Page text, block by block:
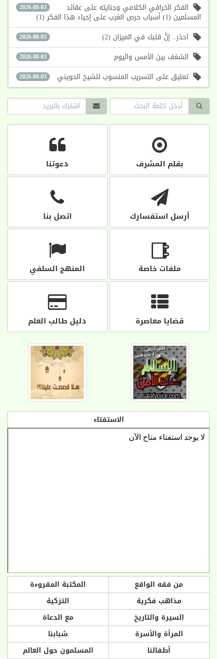
2026-08-03 الفكر الخرافي الكلامي وجنايته على عقائد
المسلمين (1) أسباب حرص الغرب على إحياء هذا الفكر (1)
2026-08-03 احذر.. إنَّ قلبك في الميزان (2)
2026-08-03 الشغف بين الأمس واليوم
2026-08-03 تعليق على التسريب المنسوب للشيخ الحويني
بقلم المشرف دعوتنا
أرسل استفسارك اتصل بنا
ملفات خاصة المنهج السلفي
قضايا معاصرة دليل طالب العلم
الاستفتاء
من فقه الواقع
المكتبة المقروءة
مذاهب فكرية
التزكية
السيرة والتاريخ
مع الدعاة
المرأة والأسرة
شبابنا
أطفالنا
المسلمون حول العالم